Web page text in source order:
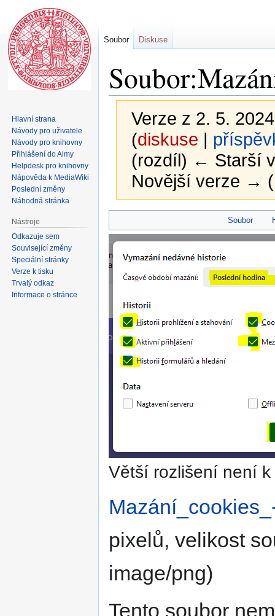
Verze z 2. 5.
(diskuse |
(rozdíl) ← Starší
Novější verze →
na
navigaci
na
vyhledávání
Soubor
Větší rozlišení není k
pixelů, velikost
image/png)
Tento soubor
Soubor Diskuse
Hlavní strana
Návody pro uživatele
Návody pro knihovny
Přihlášení do Almy
Helpdesk pro knihovny
Nápověda k MediaWiki
Poslední změny
Náhodná stránka
Nástroje
Odkazuje sem
Související změny
Speciální stránky
Verze k tisku
Trvalý odkaz
Informace o stránce